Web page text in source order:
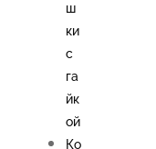
ш
ки
с
га
йк
ой
Ко